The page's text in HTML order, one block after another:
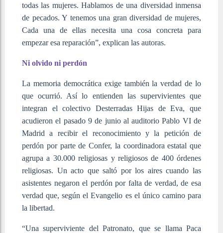
todas las mujeres. Hablamos de una diversidad inmensa
de pecados. Y tenemos una gran diversidad de mujeres,
Cada una de ellas necesita una cosa concreta para
empezar esa reparación”, explican las autoras.
Ni olvido ni perdón
La memoria democrática exige también la verdad de lo
que ocurrió. Así lo entienden las supervivientes que
integran el colectivo Desterradas Hijas de Eva, que
acudieron el pasado 9 de junio al auditorio Pablo VI de
Madrid a recibir el reconocimiento y la petición de
perdón por parte de Confer, la coordinadora estatal que
agrupa a 30.000 religiosas y religiosos de 400 órdenes
religiosas. Un acto que saltó por los aires cuando las
asistentes negaron el perdón por falta de verdad, de esa
verdad que, según el Evangelio es el único camino para
la libertad.
“Una superviviente del Patronato, que se llama Paca